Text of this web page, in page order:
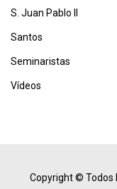
S. Juan Pablo II
Santos
Seminaristas
Vídeos
Copyright © Todos